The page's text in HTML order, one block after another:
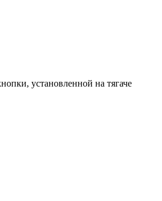
установленной на тягаче